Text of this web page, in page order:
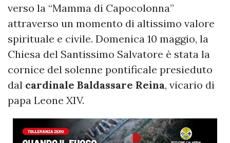
verso la “Mamma di Capocolonna”
attraverso un momento di altissimo valore
spirituale e civile. Domenica 10 maggio, la
Chiesa del Santissimo Salvatore è stata la
cornice del solenne pontificale presieduto
dal cardinale Baldassare Reina, vicario di
papa Leone XIV.